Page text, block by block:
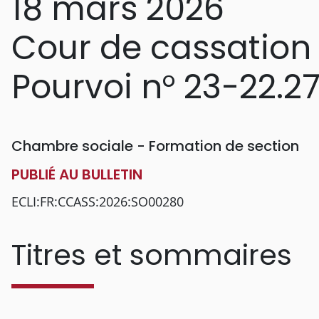
Cour de cassation
Pourvoi n° 23-
Chambre sociale - Formation de section
PUBLIÉ AU BULLETIN
ECLI:FR:CCASS:2026:SO00280
Titres et sommaires